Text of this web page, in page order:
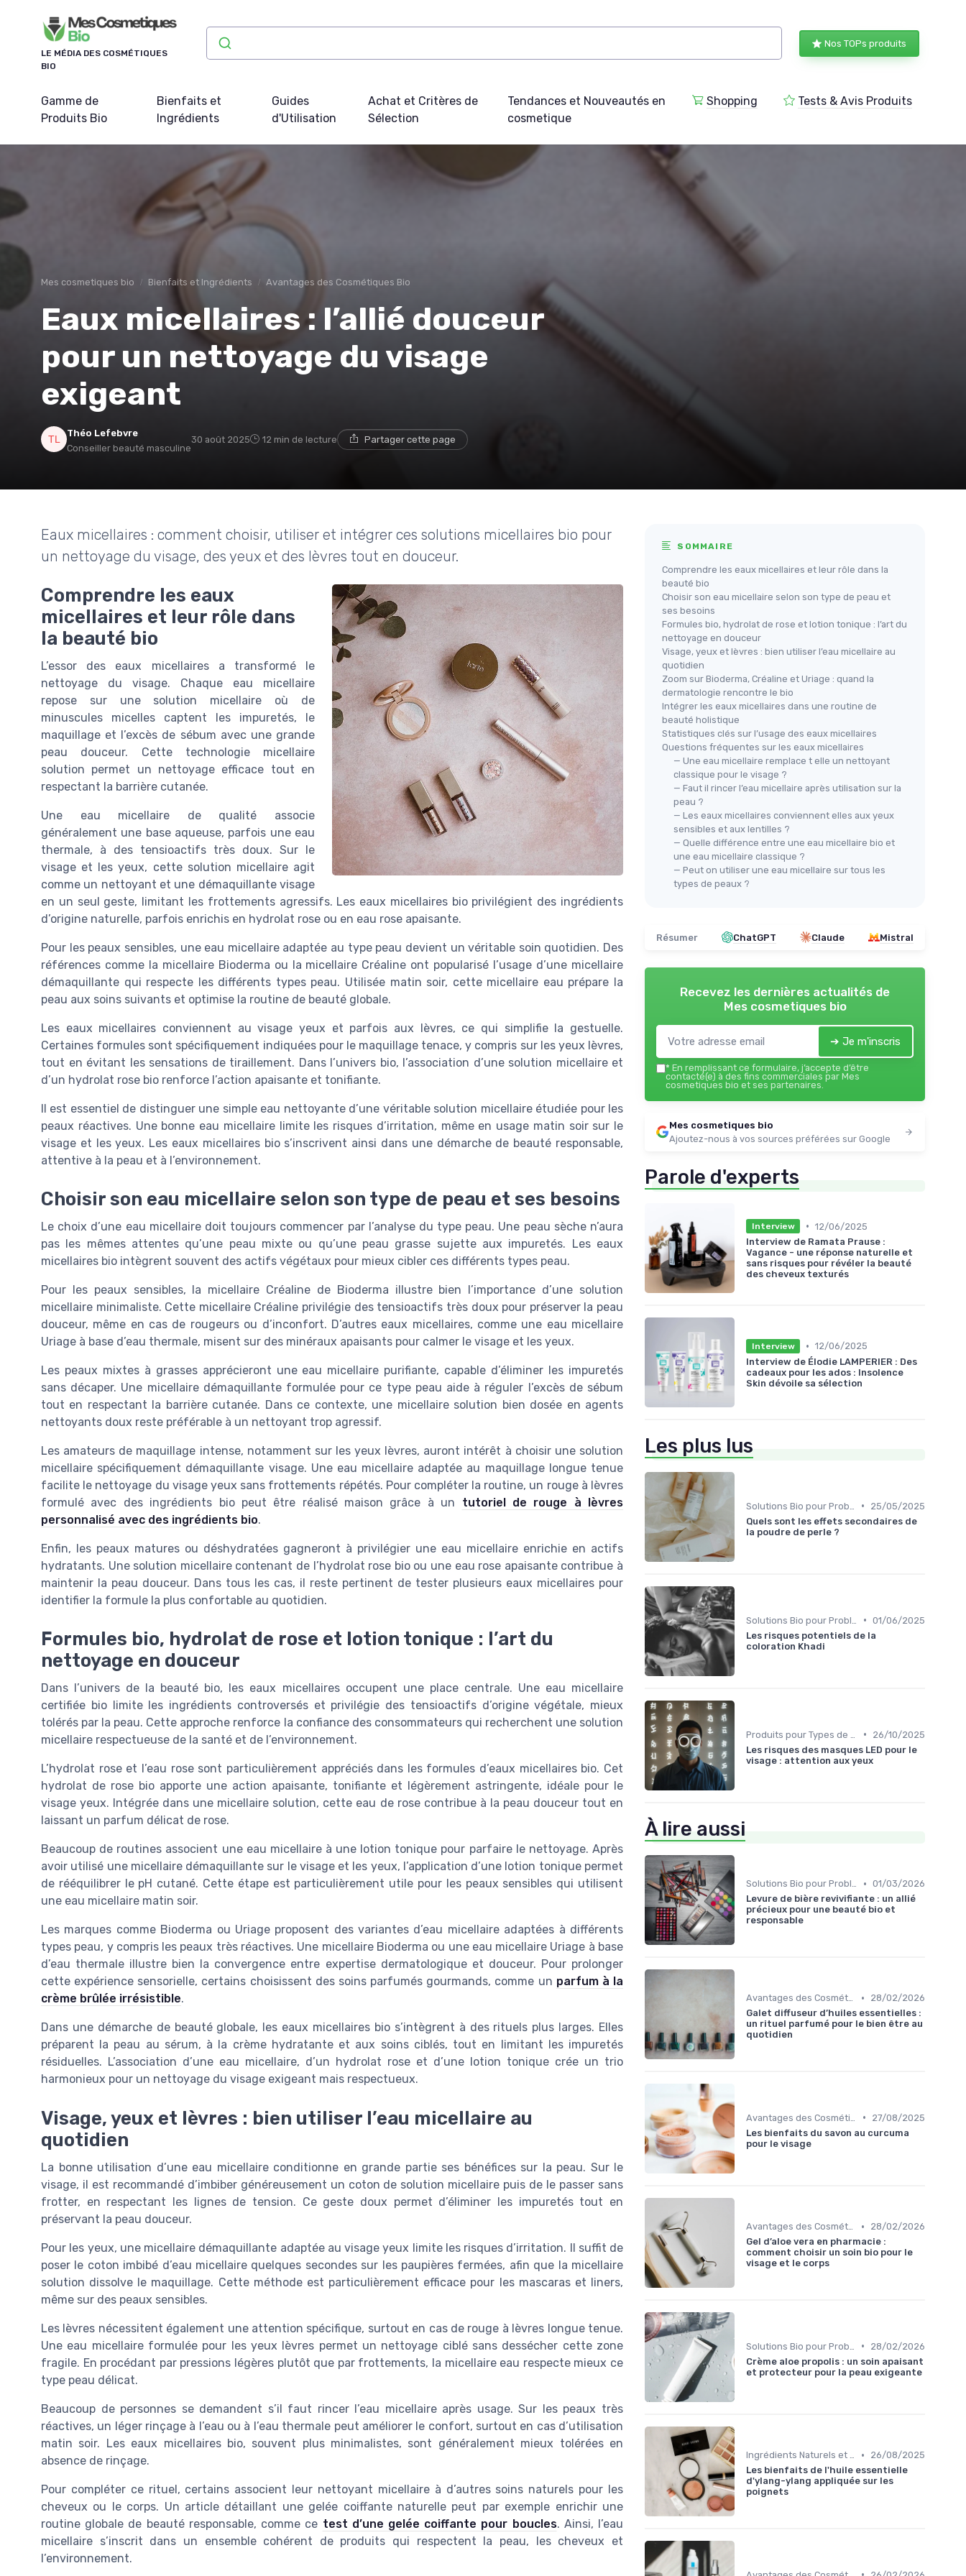
LE MÉDIA DES COSMÉTIQUES
BIO
Nos TOPs produits
Gamme de
Produits Bio
Bienfaits et
Ingrédients
Guides
d'Utilisation
Achat et Critères de
Sélection
Tendances et Nouveautés en
cosmetique
Shopping Tests & Avis Produits
Mes cosmetiques bio Bienfaits et Ingrédients Avantages des Cosmétiques Bio
Eaux micellaires : l’allié douceur
pour un nettoyage du visage
exigeant
Théo Lefebvre
Conseiller beauté masculine
30 août 2025 12 min de lecture Partager cette page
Eaux micellaires : comment choisir, utiliser et intégrer ces solutions micellaires bio pour
un nettoyage du visage, des yeux et des lèvres tout en douceur.
Comprendre les eaux
micellaires et leur rôle dans
la beauté bio
L’essor des eaux micellaires a transformé le
nettoyage du visage. Chaque eau micellaire
repose sur une solution micellaire où de
minuscules micelles captent les impuretés, le
maquillage et l’excès de sébum avec une grande
peau douceur. Cette technologie micellaire
solution permet un nettoyage efficace tout en
respectant la barrière cutanée.
Une eau micellaire de qualité associe
généralement une base aqueuse, parfois une eau
thermale, à des tensioactifs très doux. Sur le
visage et les yeux, cette solution micellaire agit
comme un nettoyant et une démaquillante visage
en un seul geste, limitant les frottements agressifs. Les eaux micellaires bio privilégient des ingrédients
d’origine naturelle, parfois enrichis en hydrolat rose ou en eau rose apaisante.
Pour les peaux sensibles, une eau micellaire adaptée au type peau devient un véritable soin quotidien. Des
références comme la micellaire Bioderma ou la micellaire Créaline ont popularisé l’usage d’une micellaire
démaquillante qui respecte les différents types peau. Utilisée matin soir, cette micellaire eau prépare la
peau aux soins suivants et optimise la routine de beauté globale.
Les eaux micellaires conviennent au visage yeux et parfois aux lèvres, ce qui simplifie la gestuelle.
Certaines formules sont spécifiquement indiquées pour le maquillage tenace, y compris sur les yeux lèvres,
tout en évitant les sensations de tiraillement. Dans l’univers bio, l’association d’une solution micellaire et
d’un hydrolat rose bio renforce l’action apaisante et tonifiante.
Il est essentiel de distinguer une simple eau nettoyante d’une véritable solution micellaire étudiée pour les
peaux réactives. Une bonne eau micellaire limite les risques d’irritation, même en usage matin soir sur le
visage et les yeux. Les eaux micellaires bio s’inscrivent ainsi dans une démarche de beauté responsable,
attentive à la peau et à l’environnement.
Choisir son eau micellaire selon son type de peau et ses besoins
Le choix d’une eau micellaire doit toujours commencer par l’analyse du type peau. Une peau sèche n’aura
pas les mêmes attentes qu’une peau mixte ou qu’une peau grasse sujette aux impuretés. Les eaux
micellaires bio intègrent souvent des actifs végétaux pour mieux cibler ces différents types peau.
Pour les peaux sensibles, la micellaire Créaline de Bioderma illustre bien l’importance d’une solution
micellaire minimaliste. Cette micellaire Créaline privilégie des tensioactifs très doux pour préserver la peau
douceur, même en cas de rougeurs ou d’inconfort. D’autres eaux micellaires, comme une eau micellaire
Uriage à base d’eau thermale, misent sur des minéraux apaisants pour calmer le visage et les yeux.
Les peaux mixtes à grasses apprécieront une eau micellaire purifiante, capable d’éliminer les impuretés
sans décaper. Une micellaire démaquillante formulée pour ce type peau aide à réguler l’excès de sébum
tout en respectant la barrière cutanée. Dans ce contexte, une micellaire solution bien dosée en agents
nettoyants doux reste préférable à un nettoyant trop agressif.
Les amateurs de maquillage intense, notamment sur les yeux lèvres, auront intérêt à choisir une solution
micellaire spécifiquement démaquillante visage. Une eau micellaire adaptée au maquillage longue tenue
facilite le nettoyage du visage yeux sans frottements répétés. Pour compléter la routine, un rouge à lèvres
formulé avec des ingrédients bio peut être réalisé maison grâce à un tutoriel de rouge à lèvres
personnalisé avec des ingrédients bio.
Enfin, les peaux matures ou déshydratées gagneront à privilégier une eau micellaire enrichie en actifs
hydratants. Une solution micellaire contenant de l’hydrolat rose bio ou une eau rose apaisante contribue à
maintenir la peau douceur. Dans tous les cas, il reste pertinent de tester plusieurs eaux micellaires pour
identifier la formule la plus confortable au quotidien.
Formules bio, hydrolat de rose et lotion tonique : l’art du
nettoyage en douceur
Dans l’univers de la beauté bio, les eaux micellaires occupent une place centrale. Une eau micellaire
certifiée bio limite les ingrédients controversés et privilégie des tensioactifs d’origine végétale, mieux
tolérés par la peau. Cette approche renforce la confiance des consommateurs qui recherchent une solution
micellaire respectueuse de la santé et de l’environnement.
L’hydrolat rose et l’eau rose sont particulièrement appréciés dans les formules d’eaux micellaires bio. Cet
hydrolat de rose bio apporte une action apaisante, tonifiante et légèrement astringente, idéale pour le
visage yeux. Intégrée dans une micellaire solution, cette eau de rose contribue à la peau douceur tout en
laissant un parfum délicat de rose.
Beaucoup de routines associent une eau micellaire à une lotion tonique pour parfaire le nettoyage. Après
avoir utilisé une micellaire démaquillante sur le visage et les yeux, l’application d’une lotion tonique permet
de rééquilibrer le pH cutané. Cette étape est particulièrement utile pour les peaux sensibles qui utilisent
une eau micellaire matin soir.
Les marques comme Bioderma ou Uriage proposent des variantes d’eau micellaire adaptées à différents
types peau, y compris les peaux très réactives. Une micellaire Bioderma ou une eau micellaire Uriage à base
d’eau thermale illustre bien la convergence entre expertise dermatologique et douceur. Pour prolonger
cette expérience sensorielle, certains choisissent des soins parfumés gourmands, comme un parfum à la
crème brûlée irrésistible.
Dans une démarche de beauté globale, les eaux micellaires bio s’intègrent à des rituels plus larges. Elles
préparent la peau au sérum, à la crème hydratante et aux soins ciblés, tout en limitant les impuretés
résiduelles. L’association d’une eau micellaire, d’un hydrolat rose et d’une lotion tonique crée un trio
harmonieux pour un nettoyage du visage exigeant mais respectueux.
Visage, yeux et lèvres : bien utiliser l’eau micellaire au
quotidien
La bonne utilisation d’une eau micellaire conditionne en grande partie ses bénéfices sur la peau. Sur le
visage, il est recommandé d’imbiber généreusement un coton de solution micellaire puis de le passer sans
frotter, en respectant les lignes de tension. Ce geste doux permet d’éliminer les impuretés tout en
préservant la peau douceur.
Pour les yeux, une micellaire démaquillante adaptée au visage yeux limite les risques d’irritation. Il suffit de
poser le coton imbibé d’eau micellaire quelques secondes sur les paupières fermées, afin que la micellaire
solution dissolve le maquillage. Cette méthode est particulièrement efficace pour les mascaras et liners,
même sur des peaux sensibles.
Les lèvres nécessitent également une attention spécifique, surtout en cas de rouge à lèvres longue tenue.
Une eau micellaire formulée pour les yeux lèvres permet un nettoyage ciblé sans dessécher cette zone
fragile. En procédant par pressions légères plutôt que par frottements, la micellaire eau respecte mieux ce
type peau délicat.
Beaucoup de personnes se demandent s’il faut rincer l’eau micellaire après usage. Sur les peaux très
réactives, un léger rinçage à l’eau ou à l’eau thermale peut améliorer le confort, surtout en cas d’utilisation
matin soir. Les eaux micellaires bio, souvent plus minimalistes, sont généralement mieux tolérées en
absence de rinçage.
Pour compléter ce rituel, certains associent leur nettoyant micellaire à d’autres soins naturels pour les
cheveux ou le corps. Un article détaillant une gelée coiffante naturelle peut par exemple enrichir une
routine globale de beauté responsable, comme ce test d’une gelée coiffante pour boucles. Ainsi, l’eau
micellaire s’inscrit dans un ensemble cohérent de produits qui respectent la peau, les cheveux et
l’environnement.
SOMMAIRE
Comprendre les eaux micellaires et leur rôle dans la
beauté bio
Choisir son eau micellaire selon son type de peau et
ses besoins
Formules bio, hydrolat de rose et lotion tonique : l’art du
nettoyage en douceur
Visage, yeux et lèvres : bien utiliser l’eau micellaire au
quotidien
Zoom sur Bioderma, Créaline et Uriage : quand la
dermatologie rencontre le bio
Intégrer les eaux micellaires dans une routine de
beauté holistique
Statistiques clés sur l’usage des eaux micellaires
Questions fréquentes sur les eaux micellaires
— Une eau micellaire remplace t elle un nettoyant
classique pour le visage ?
— Faut il rincer l’eau micellaire après utilisation sur la
peau ?
— Les eaux micellaires conviennent elles aux yeux
sensibles et aux lentilles ?
— Quelle différence entre une eau micellaire bio et
une eau micellaire classique ?
— Peut on utiliser une eau micellaire sur tous les
types de peaux ?
Résumer ChatGPT Claude Mistral
Recevez les dernières actualités de
Mes cosmetiques bio
➔ Je m'inscris
* En remplissant ce formulaire, j’accepte d’être
contacté(e) à des fins commerciales par Mes
cosmetiques bio et ses partenaires.
Mes cosmetiques bio
Ajoutez-nous à vos sources préférées sur Google
Parole d'experts
Interview • 12/06/2025
Interview de Ramata Prause :
Vagance - une réponse naturelle et
sans risques pour révéler la beauté
des cheveux texturés
Interview • 12/06/2025
Interview de Élodie LAMPERIER : Des
cadeaux pour les ados : Insolence
Skin dévoile sa sélection
Les plus lus
•
25/05/2025
Quels sont les effets secondaires de
la poudre de perle ?
• 01/06/2025
Les risques potentiels de la
coloration Khadi
•
26/10/2025
Les risques des masques LED pour le
visage : attention aux yeux
À lire aussi
Solutions Bio pour Problèmes de Peau • 01/03/2026
Levure de bière revivifiante : un allié
précieux pour une beauté bio et
responsable
Avantages des Cosmétiques Bio •
28/02/2026
Galet diffuseur d’huiles essentielles :
un rituel parfumé pour le bien être au
quotidien
•
27/08/2025
Les bienfaits du savon au curcuma
pour le visage
Avantages des Cosmétiques Bio •
28/02/2026
Gel d’aloe vera en pharmacie :
comment choisir un soin bio pour le
visage et le corps
•
28/02/2026
Crème aloe propolis : un soin apaisant
et protecteur pour la peau exigeante
Ingrédients Naturels et Leurs Propriétés •
26/08/2025
Les bienfaits de l'huile essentielle
d'ylang-ylang appliquée sur les
poignets